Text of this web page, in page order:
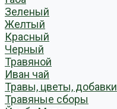
Зеленый
Желтый
Красный
Черный
Травяной
Иван чай
Травы, цветы, добавки
Травяные сборы